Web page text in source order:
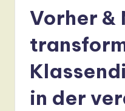
G
m
Vorher &
in der